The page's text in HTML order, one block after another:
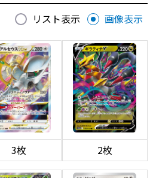
リスト表示 画像表示
3枚 2枚